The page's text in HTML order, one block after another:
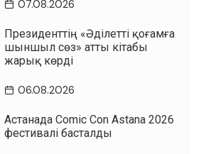
07.08.2026
Президенттің «Әділетті қоғамға
шыншыл сөз» атты кітабы
жарық көрді
06.08.2026
Астанада Comic Con Astana 2026
фестивалі басталды